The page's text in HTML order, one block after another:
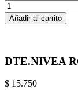
Añadir al carrito
DTE.NIVEA
$ 15.750